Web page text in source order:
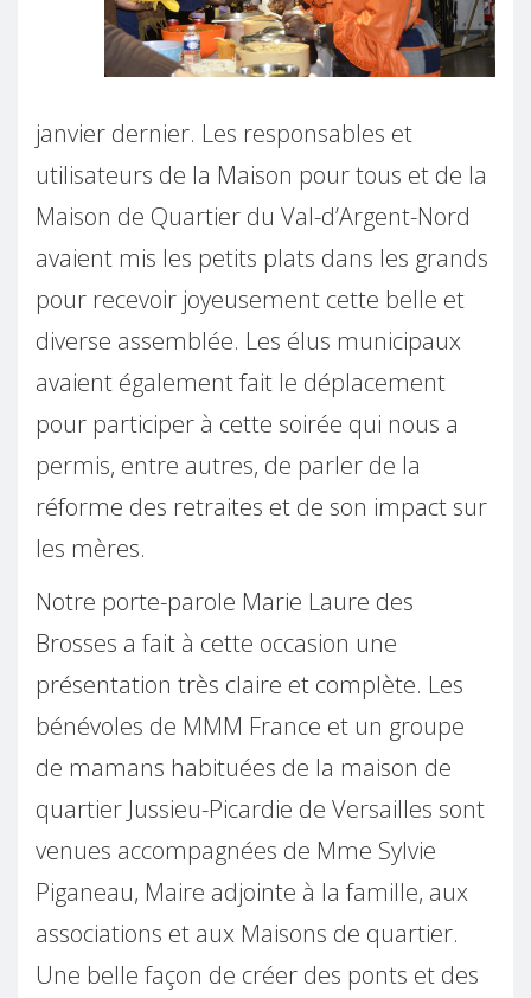
janvier dernier. Les responsables et
utilisateurs de la Maison pour tous et de la
Maison de Quartier du Val-d’Argent-Nord
avaient mis les petits plats dans les grands
pour recevoir joyeusement cette belle et
diverse assemblée. Les élus municipaux
avaient également fait le déplacement
pour participer à cette soirée qui nous a
permis, entre autres, de parler de la
réforme des retraites et de son impact sur
les mères.
Notre porte-parole Marie Laure des
Brosses a fait à cette occasion une
présentation très claire et complète. Les
bénévoles de MMM France et un groupe
de mamans habituées de la maison de
quartier Jussieu-Picardie de Versailles sont
venues accompagnées de Mme Sylvie
Piganeau, Maire adjointe à la famille, aux
associations et aux Maisons de quartier.
Une belle façon de créer des ponts et des